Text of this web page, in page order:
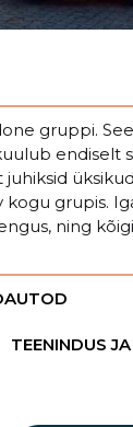
gruppi.
endiselt
grupis.
ning
TEENINDUS